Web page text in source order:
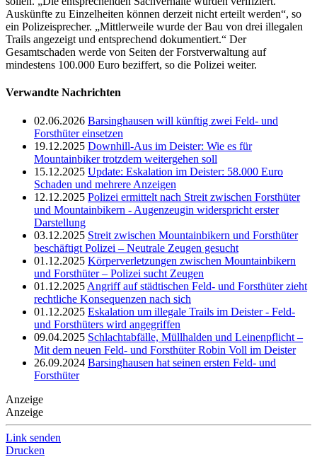
Auskünfte zu Einzelheiten können derzeit nicht erteilt werden“, so
ein Polizeisprecher. „Mittlerweile wurde der Bau von drei illegalen
Trails angezeigt und entsprechend dokumentiert.“ Der
Gesamtschaden werde von Seiten der Forstverwaltung auf
mindestens 100.000 Euro beziffert, so die Polizei weiter.
Verwandte Nachrichten
02.06.2026 Barsinghausen will künftig zwei Feld- und
Forsthüter einsetzen
19.12.2025 Downhill-Aus im Deister: Wie es für
Mountainbiker trotzdem weitergehen soll
15.12.2025 Update: Eskalation im Deister: 58.000 Euro
Schaden und mehrere Anzeigen
12.12.2025 Polizei ermittelt nach Streit zwischen Forsthüter
und Mountainbikern - Augenzeugin widerspricht erster
Darstellung
03.12.2025 Streit zwischen Mountainbikern und Forsthüter
beschäftigt Polizei – Neutrale Zeugen gesucht
01.12.2025 Körperverletzungen zwischen Mountainbikern
und Forsthüter – Polizei sucht Zeugen
01.12.2025 Angriff auf städtischen Feld- und Forsthüter zieht
rechtliche Konsequenzen nach sich
01.12.2025 Eskalation um illegale Trails im Deister - Feld-
und Forsthüters wird angegriffen
09.04.2025 Schlachtabfälle, Müllhalden und Leinenpflicht –
Mit dem neuen Feld- und Forsthüter Robin Voll im Deister
26.09.2024 Barsinghausen hat seinen ersten Feld- und
Forsthüter
Anzeige
Anzeige
Link senden
Drucken